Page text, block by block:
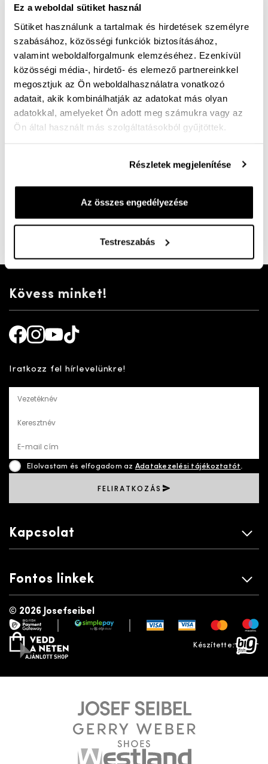
Ez a weboldal sütiket használ
Sütiket használunk a tartalmak és hirdetések személyre
szabásához, közösségi funkciók biztosításához,
valamint weboldalforgalmunk elemzéséhez. Ezenkívül
közösségi média-, hirdető- és elemező partnereinkkel
megosztjuk az Ön weboldalhasználatra vonatkozó
adatait, akik kombinálhatják az adatokat más olyan
adatokkal, amelyeket Ön adott meg számukra vagy az
Ön által használt más szolgáltatásokból gyűjtöttek.
Részletek megjelenítése
Az összes engedélyezése
Testreszabás
Szállítási idő:
Ingyenes kiszállítás 25 000 Ft felett
Intenzív folyékony tisztító sampon használatra kész
csomagolásban. Nincs szükség kevergetésre,
összetevőinek köszönhetően extra hatékony és
szivacsos adagoló fej felszívja a szennyeződést és
érdekében.
Kövess minket!
Iratkozz fel hírlevelünkre!
Vezetéknév
Keresztnév
E-mail cím
Elolvastam és elfogadom az Adatakezelési tájékoztatót.
FELIRATKOZÁS
Kapcsolat
Fontos linkek
© 2026 Josefseibel
payment gatewaysimplepay
vedd a neten
Készítette:bigfish